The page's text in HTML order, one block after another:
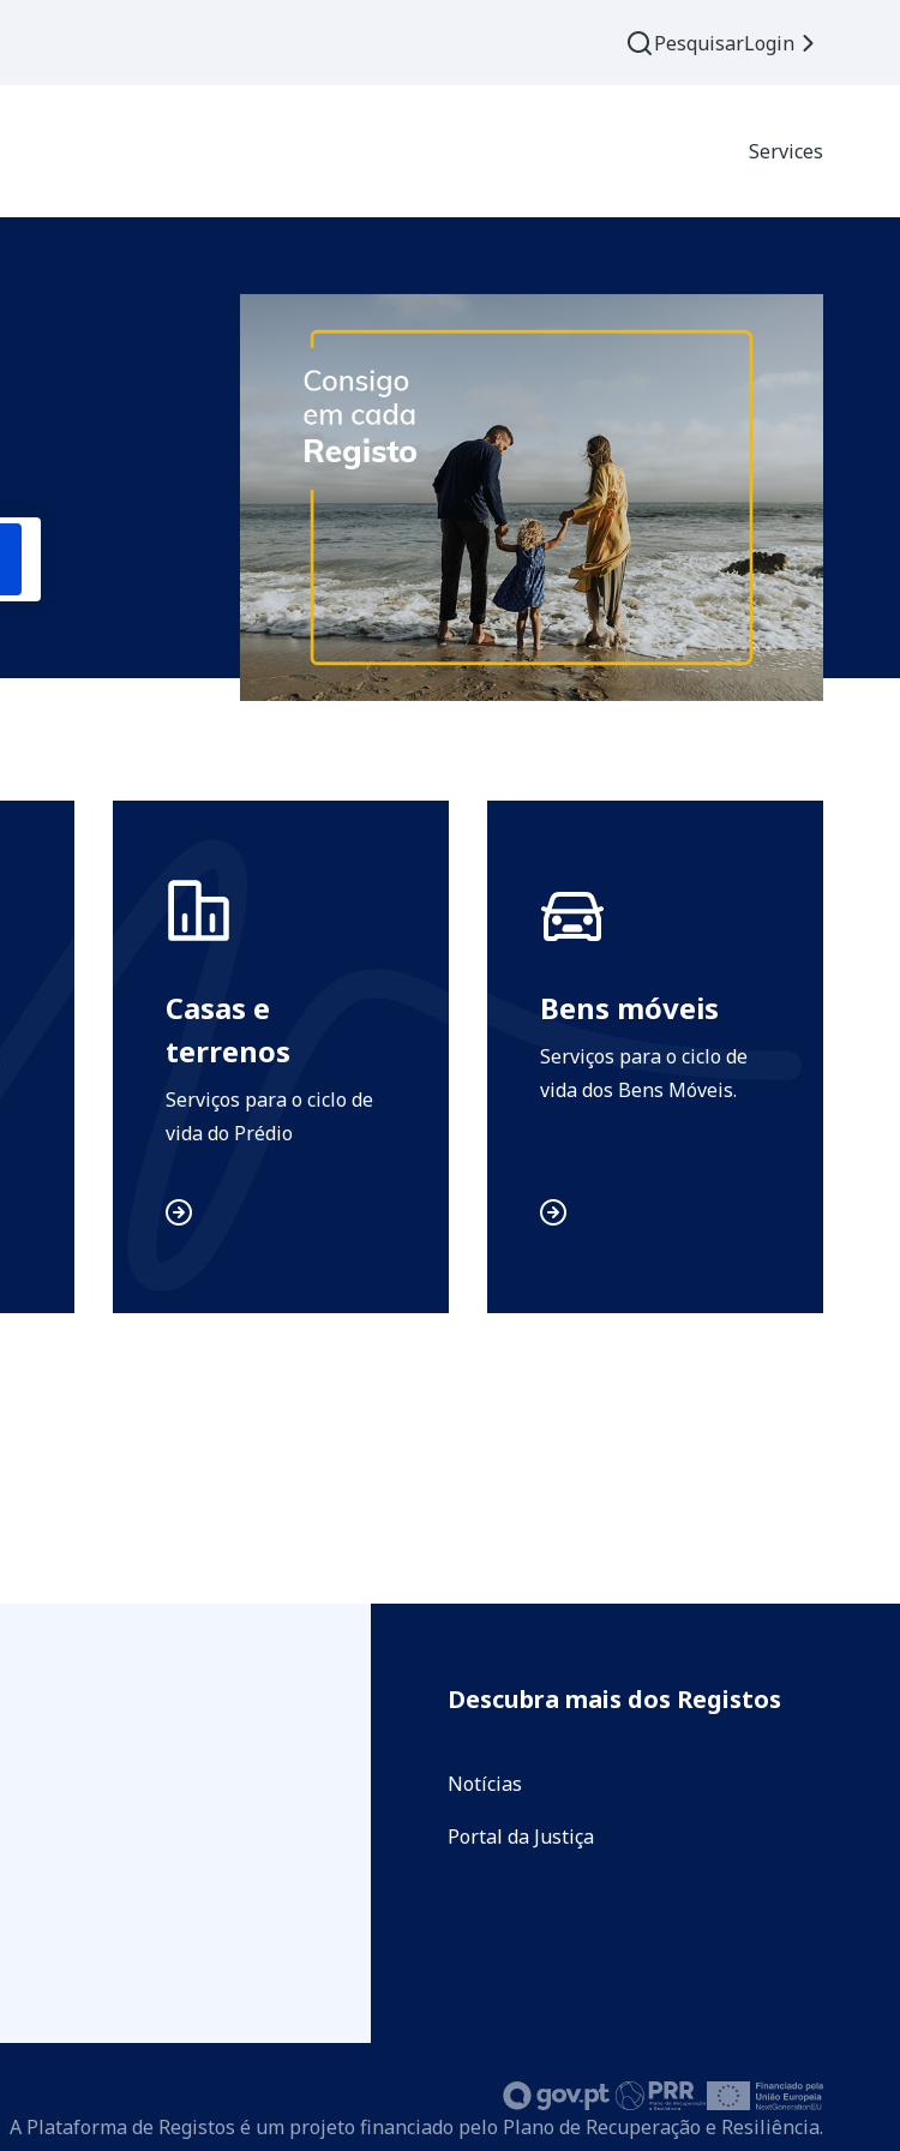
PesquisarLogin
Services
Casas e
terrenos
Serviços para o ciclo de
vida do Prédio
Bens móveis
Serviços para o ciclo de
vida dos Bens Móveis.
Descubra mais dos Registos
Notícias
Portal da Justiça
A Plataforma de Registos é um projeto financiado pelo Plano de Recuperação e Resiliência.